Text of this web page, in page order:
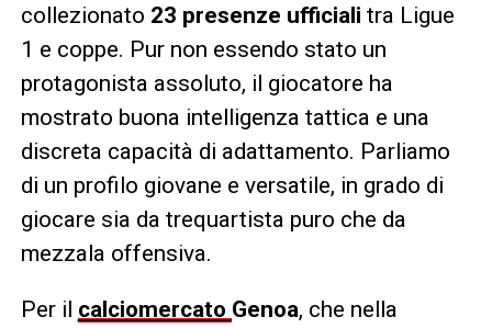
collezionato 23 presenze ufficiali tra Ligue
1 e coppe. Pur non essendo stato un
protagonista assoluto, il giocatore ha
mostrato buona intelligenza tattica e una
discreta capacità di adattamento. Parliamo
di un profilo giovane e versatile, in grado di
giocare sia da trequartista puro che da
mezzala offensiva.
Per il calciomercato Genoa, che nella